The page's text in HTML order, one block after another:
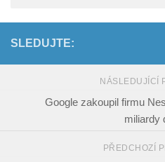
SLEDUJTE:
NÁSLEDUJÍCÍ
Google zakoupil firmu
miliardy
PŘEDCHOZÍ